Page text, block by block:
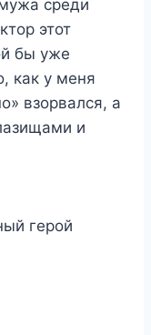
среди
этот
бы уже
как у меня
взорвался, а
и
герой